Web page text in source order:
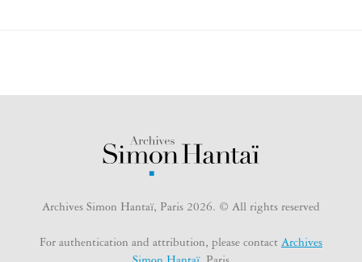
Archives Simon Hantaï, Paris 2026. © All rights reserved
For authentication and attribution, please contact Archives